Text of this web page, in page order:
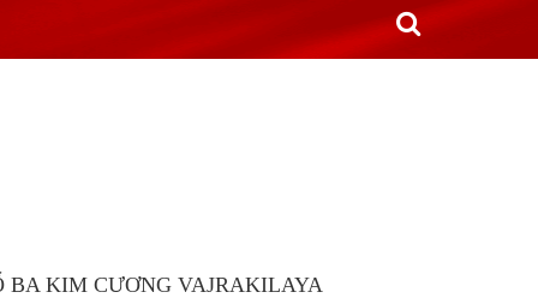
BA KIM CƯƠNG VAJRAKILAYA